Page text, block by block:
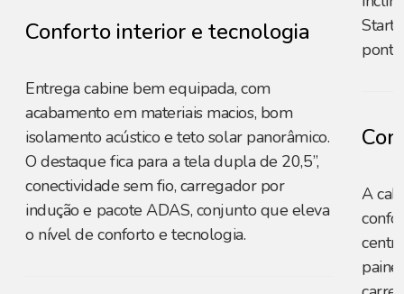
Conforto interior e tecnologia
Entrega cabine bem equipada, com
acabamento em materiais macios, bom
isolamento acústico e teto solar panorâmico.
O destaque fica para a tela dupla de 20,5”,
conectividade sem fio, carregador por
indução e pacote ADAS, conjunto que eleva
o nível de conforto e tecnologia.
A